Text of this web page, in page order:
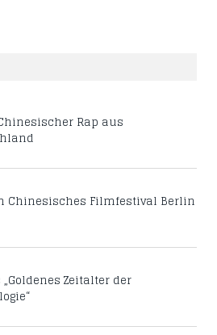
Rap aus
Chinesisches Filmfestival Berlin
Zeitalter der